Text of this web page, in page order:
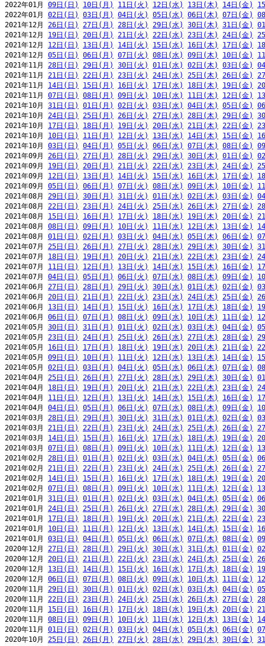
2022年01月 09日(日) 10日(月) 11日(火) 12日(水) 13日(木) 14日(金)
2022年01月 02日(日) 03日(月) 04日(火) 05日(水) 06日(木) 07日(金)
2021年12月 26日(日) 27日(月) 28日(火) 29日(水) 30日(木) 31日(金)
2021年12月 19日(日) 20日(月) 21日(火) 22日(水) 23日(木) 24日(金)
2021年12月 12日(日) 13日(月) 14日(火) 15日(水) 16日(木) 17日(金)
2021年12月 05日(日) 06日(月) 07日(火) 08日(水) 09日(木) 10日(金)
2021年11月 28日(日) 29日(月) 30日(火) 01日(水) 02日(木) 03日(金)
2021年11月 21日(日) 22日(月) 23日(火) 24日(水) 25日(木) 26日(金)
2021年11月 14日(日) 15日(月) 16日(火) 17日(水) 18日(木) 19日(金)
2021年11月 07日(日) 08日(月) 09日(火) 10日(水) 11日(木) 12日(金)
2021年10月 31日(日) 01日(月) 02日(火) 03日(水) 04日(木) 05日(金)
2021年10月 24日(日) 25日(月) 26日(火) 27日(水) 28日(木) 29日(金)
2021年10月 17日(日) 18日(月) 19日(火) 20日(水) 21日(木) 22日(金)
2021年10月 10日(日) 11日(月) 12日(火) 13日(水) 14日(木) 15日(金)
2021年10月 03日(日) 04日(月) 05日(火) 06日(水) 07日(木) 08日(金)
2021年09月 26日(日) 27日(月) 28日(火) 29日(水) 30日(木) 01日(金)
2021年09月 19日(日) 20日(月) 21日(火) 22日(水) 23日(木) 24日(金)
2021年09月 12日(日) 13日(月) 14日(火) 15日(水) 16日(木) 17日(金)
2021年09月 05日(日) 06日(月) 07日(火) 08日(水) 09日(木) 10日(金)
2021年08月 29日(日) 30日(月) 31日(火) 01日(水) 02日(木) 03日(金)
2021年08月 22日(日) 23日(月) 24日(火) 25日(水) 26日(木) 27日(金)
2021年08月 15日(日) 16日(月) 17日(火) 18日(水) 19日(木) 20日(金)
2021年08月 08日(日) 09日(月) 10日(火) 11日(水) 12日(木) 13日(金)
2021年08月 01日(日) 02日(月) 03日(火) 04日(水) 05日(木) 06日(金)
2021年07月 25日(日) 26日(月) 27日(火) 28日(水) 29日(木) 30日(金)
2021年07月 18日(日) 19日(月) 20日(火) 21日(水) 22日(木) 23日(金)
2021年07月 11日(日) 12日(月) 13日(火) 14日(水) 15日(木) 16日(金)
2021年07月 04日(日) 05日(月) 06日(火) 07日(水) 08日(木) 09日(金)
2021年06月 27日(日) 28日(月) 29日(火) 30日(水) 01日(木) 02日(金)
2021年06月 20日(日) 21日(月) 22日(火) 23日(水) 24日(木) 25日(金)
2021年06月 13日(日) 14日(月) 15日(火) 16日(水) 17日(木) 18日(金)
2021年06月 06日(日) 07日(月) 08日(火) 09日(水) 10日(木) 11日(金)
2021年05月 30日(日) 31日(月) 01日(火) 02日(水) 03日(木) 04日(金)
2021年05月 23日(日) 24日(月) 25日(火) 26日(水) 27日(木) 28日(金)
2021年05月 16日(日) 17日(月) 18日(火) 19日(水) 20日(木) 21日(金)
2021年05月 09日(日) 10日(月) 11日(火) 12日(水) 13日(木) 14日(金)
2021年05月 02日(日) 03日(月) 04日(火) 05日(水) 06日(木) 07日(金)
2021年04月 25日(日) 26日(月) 27日(火) 28日(水) 29日(木) 30日(金)
2021年04月 18日(日) 19日(月) 20日(火) 21日(水) 22日(木) 23日(金)
2021年04月 11日(日) 12日(月) 13日(火) 14日(水) 15日(木) 16日(金)
2021年04月 04日(日) 05日(月) 06日(火) 07日(水) 08日(木) 09日(金)
2021年03月 28日(日) 29日(月) 30日(火) 31日(水) 01日(木) 02日(金)
2021年03月 21日(日) 22日(月) 23日(火) 24日(水) 25日(木) 26日(金)
2021年03月 14日(日) 15日(月) 16日(火) 17日(水) 18日(木) 19日(金)
2021年03月 07日(日) 08日(月) 09日(火) 10日(水) 11日(木) 12日(金)
2021年02月 28日(日) 01日(月) 02日(火) 03日(水) 04日(木) 05日(金)
2021年02月 21日(日) 22日(月) 23日(火) 24日(水) 25日(木) 26日(金)
2021年02月 14日(日) 15日(月) 16日(火) 17日(水) 18日(木) 19日(金)
2021年02月 07日(日) 08日(月) 09日(火) 10日(水) 11日(木) 12日(金)
2021年01月 31日(日) 01日(月) 02日(火) 03日(水) 04日(木) 05日(金)
2021年01月 24日(日) 25日(月) 26日(火) 27日(水) 28日(木) 29日(金)
2021年01月 17日(日) 18日(月) 19日(火) 20日(水) 21日(木) 22日(金)
2021年01月 10日(日) 11日(月) 12日(火) 13日(水) 14日(木) 15日(金)
2021年01月 03日(日) 04日(月) 05日(火) 06日(水) 07日(木) 08日(金)
2020年12月 27日(日) 28日(月) 29日(火) 30日(水) 31日(木) 01日(金)
2020年12月 20日(日) 21日(月) 22日(火) 23日(水) 24日(木) 25日(金)
2020年12月 13日(日) 14日(月) 15日(火) 16日(水) 17日(木) 18日(金)
2020年12月 06日(日) 07日(月) 08日(火) 09日(水) 10日(木) 11日(金)
2020年11月 29日(日) 30日(月) 01日(火) 02日(水) 03日(木) 04日(金)
2020年11月 22日(日) 23日(月) 24日(火) 25日(水) 26日(木) 27日(金)
2020年11月 15日(日) 16日(月) 17日(火) 18日(水) 19日(木) 20日(金)
2020年11月 08日(日) 09日(月) 10日(火) 11日(水) 12日(木) 13日(金)
2020年11月 01日(日) 02日(月) 03日(火) 04日(水) 05日(木) 06日(金)
2020年10月 25日(日) 26日(月) 27日(火) 28日(水) 29日(木) 30日(金)